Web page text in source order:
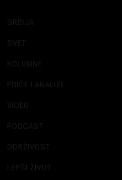
SRBIJA
SVET
KOLUMNE
PRIČE I ANALIZE
VIDEO
PODCAST
ODRŽIVOST
LEPŠI ŽIVOT